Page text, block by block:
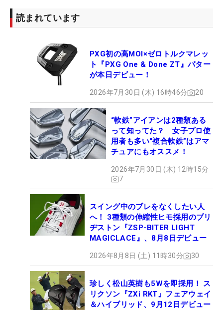
読まれています
PXG初の高MOI×ゼロトルクマレッ
ト『PXG One & Done ZT』パター
が本日デビュー！
2026年7月30日 (木) 16時46分 20
“軟鉄”アイアンは2種類ある
って知ってた？ 女子プロ使
用者も多い“複合軟鉄”はアマ
チュアにもオススメ！
2026年7月30日 (木) 12時15分
7
スイング中のブレをなくしたい人
へ！ 3種類の伸縮性ヒモ採用のブリ
ヂストン『ZSP-BITER LIGHT
MAGICLACE』、8月8日デビュー
2026年8月8日 (土) 11時30分 30
珍しく松山英樹も5Wを即採用！ ス
リクソン『ZXi RKT』フェアウェイ
＆ハイブリッド、9月12日デビュー